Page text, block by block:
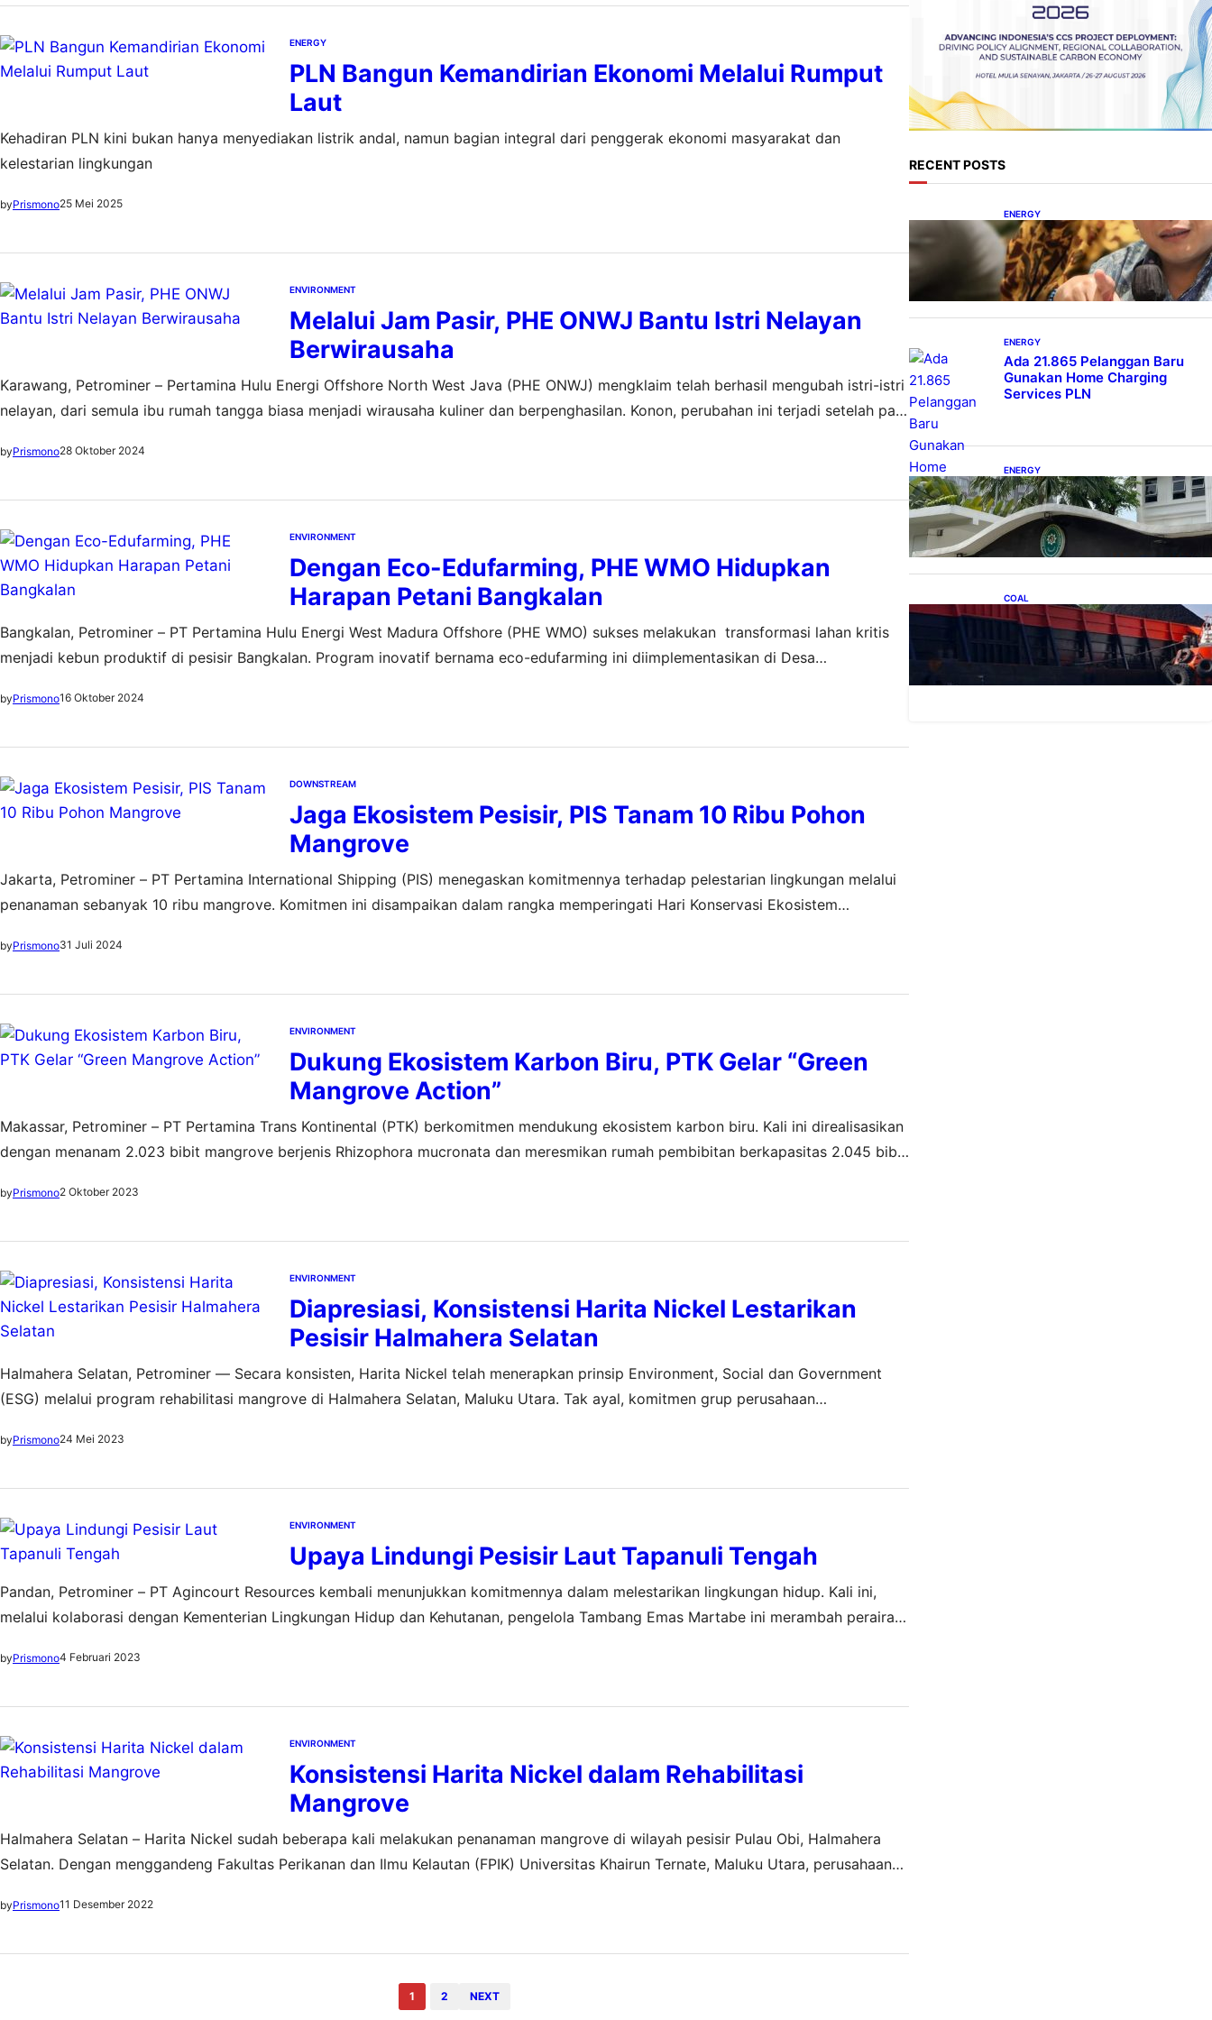
ENERGY
PLN Bangun Kemandirian Ekonomi Melalui Rumput
Laut
Kehadiran PLN kini bukan hanya menyediakan listrik andal, namun bagian integral dari penggerak ekonomi masyarakat dan
kelestarian lingkungan
byPrismono25 Mei 2025
ENVIRONMENT
Melalui Jam Pasir, PHE ONWJ Bantu Istri Nelayan
Berwirausaha
Karawang, Petrominer – Pertamina Hulu Energi Offshore North West Java (PHE ONWJ) mengklaim telah berhasil mengubah istri-istri
nelayan, dari semula ibu rumah tangga biasa menjadi wirausaha kuliner dan berpenghasilan. Konon, perubahan ini terjadi setelah para
merupakan sebuah…
byPrismono28 Oktober 2024
ENVIRONMENT
Dengan Eco-Edufarming, PHE WMO Hidupkan
Harapan Petani Bangkalan
Bangkalan, Petrominer – PT Pertamina Hulu Energi West Madura Offshore (PHE WMO) sukses melakukan transformasi lahan kritis
menjadi kebun produktif di pesisir Bangkalan. Program inovatif bernama eco-edufarming ini diimplementasikan di Desa
konsep pertanian regeneratif. Dengan teknologi tepat guna, konsep ini berhasil…
byPrismono16 Oktober 2024
DOWNSTREAM
Jaga Ekosistem Pesisir, PIS Tanam 10 Ribu Pohon
Mangrove
Jakarta, Petrominer – PT Pertamina International Shipping (PIS) menegaskan komitmennya terhadap pelestarian lingkungan melalui
penanaman sebanyak 10 ribu mangrove. Komitmen ini disampaikan dalam rangka memperingati Hari Konservasi Ekosistem
Indonesia dan berlangsung sejak tahun 2023. Melalui program “BerSEAnergi…
byPrismono31 Juli 2024
ENVIRONMENT
Dukung Ekosistem Karbon Biru, PTK Gelar “Green
Mangrove Action”
Makassar, Petrominer – PT Pertamina Trans Kontinental (PTK) berkomitmen mendukung ekosistem karbon biru. Kali ini direalisasikan
dengan menanam 2.023 bibit mangrove berjenis Rhizophora mucronata dan meresmikan rumah pembibitan berkapasitas 2.045 bibit
Selatan. pada Selasa, (26/9) lalu Kegiatan yang bertajuk…
byPrismono2 Oktober 2023
ENVIRONMENT
Diapresiasi, Konsistensi Harita Nickel Lestarikan
Pesisir Halmahera Selatan
Halmahera Selatan, Petrominer — Secara konsisten, Harita Nickel telah menerapkan prinsip Environment, Social dan Government
(ESG) melalui program rehabilitasi mangrove di Halmahera Selatan, Maluku Utara. Tak ayal, komitmen grup perusahaan
oleh tim dari Kementerian Koordinator Bidang Kemaritiman dan…
byPrismono24 Mei 2023
ENVIRONMENT
Upaya Lindungi Pesisir Laut Tapanuli Tengah
Pandan, Petrominer – PT Agincourt Resources kembali menunjukkan komitmennya dalam melestarikan lingkungan hidup. Kali ini,
melalui kolaborasi dengan Kementerian Lingkungan Hidup dan Kehutanan, pengelola Tambang Emas Martabe ini merambah perairan
Sumatra Utara. Area penanaman mencakup Kelurahan…
byPrismono4 Februari 2023
ENVIRONMENT
Konsistensi Harita Nickel dalam Rehabilitasi
Mangrove
Halmahera Selatan – Harita Nickel sudah beberapa kali melakukan penanaman mangrove di wilayah pesisir Pulau Obi, Halmahera
Selatan. Dengan menggandeng Fakultas Perikanan dan Ilmu Kelautan (FPIK) Universitas Khairun Ternate, Maluku Utara, perusahaan
pemeliharaan bibit yang telah ditanam dan melakukan…
byPrismono11 Desember 2022
1 2 NEXT
RECENT POSTS
ENERGY
IESR: Kepemimpinan Terpadu
jadi Kunci Percepatan PLTS 100
GW
ENERGY
Ada 21.865 Pelanggan Baru
Gunakan Home Charging
Services PLN
ENERGY
Koalisi Bersihkan Indonesia
Ajukan Banding atas Putusan
Gugatan RUPTL
COAL
Lelang Batubara Sitaan, Negara
Dapat Lebih dari Rp 20 Miliar